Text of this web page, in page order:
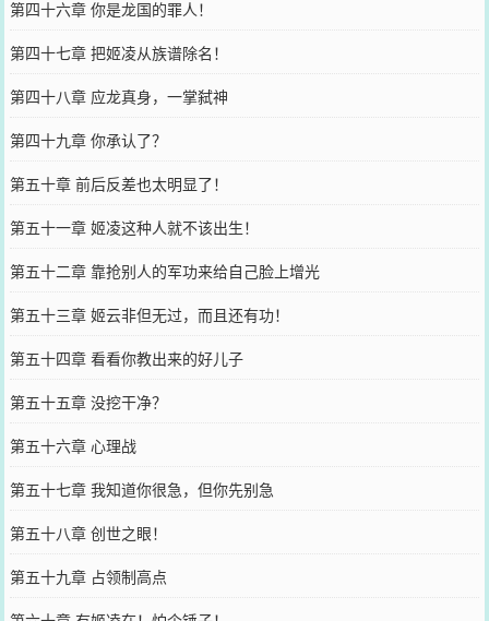
第四十六章 你是龙国的罪人！
第四十七章 把姬凌从族谱除名！
第四十八章 应龙真身，一掌弑神
第四十九章 你承认了？
第五十章 前后反差也太明显了！
第五十一章 姬凌这种人就不该出生！
第五十二章 靠抢别人的军功来给自己脸上增光
第五十三章 姬云非但无过，而且还有功！
第五十四章 看看你教出来的好儿子
第五十五章 没挖干净？
第五十六章 心理战
第五十七章 我知道你很急，但你先别急
第五十八章 创世之眼！
第五十九章 占领制高点